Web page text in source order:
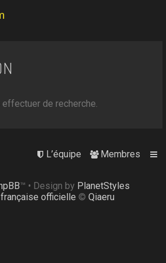
de recherche.
Membres
L’équipe
™ • Design by PlanetStyles
officielle © Qiaeru